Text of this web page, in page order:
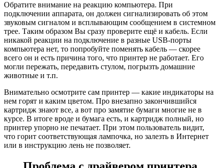
Обратите внимание на реакцию компьютера. При
подключении аппарата, он должен сигнализировать об этом
звуковым сигналом и всплывающим сообщением в системном
трее. Таким образом Вы сразу проверите ещё и кабель. Если
никакой реакции на подключение в разные USB-порты
компьютера нет, то попробуйте поменять кабель — скорее
всего он и есть причина того, что принтер не работает. Его
могли пережать, передавить стулом, погрызть домашние
животные и т.п.
Внимательно осмотрите сам принтер — какие индикаторы на
нем горят и каким цветом. Про внезапно закончившийся
картридж знают все, а вот про замятие бумаги многие не в
курсе. В итоге вроде и бумага есть, и картридж полный, но
принтер упорно не печатает. При этом пользователь видит,
что горит соответствующая лампочка, но залезть в Интернет
или в инструкцию лень не позволяет.